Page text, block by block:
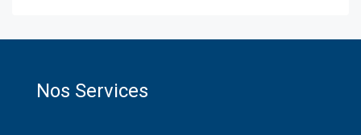
Nos Services